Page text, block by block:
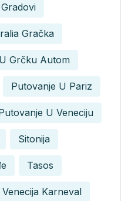
Gračka
Grčku Autom
Putovanje U Pariz
U Veneciju
Sitonija
Tasos
Venecija Karneval